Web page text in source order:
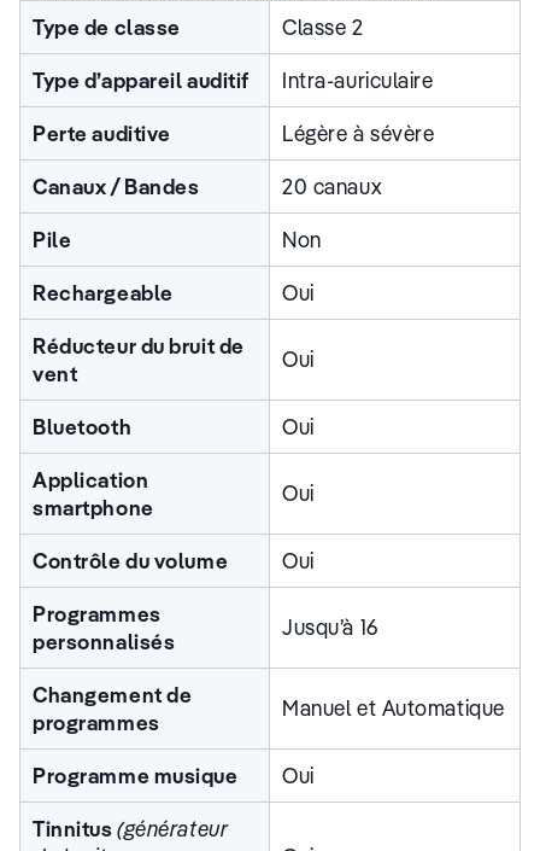
Type de classe
Classe 2
Type d’appareil auditif
Intra-auriculaire
Perte auditive
Légère à sévère
Canaux / Bandes
20 canaux
Pile
Non
Rechargeable
Oui
Réducteur du bruit de
vent
Oui
Bluetooth
Oui
Application
smartphone
Oui
Contrôle du volume
Oui
Programmes
personnalisés
Jusqu’à 16
Changement de
programmes
Manuel et Automatique
Programme musique
Oui
Tinnitus(générateur